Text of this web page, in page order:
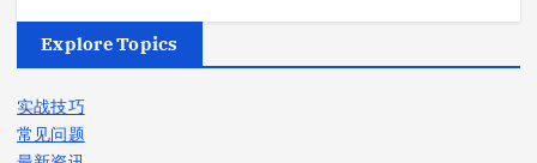
Explore Topics
实战技巧
常见问题